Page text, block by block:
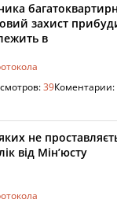
захист
в
39Коментарии:
не
від Мін’юсту